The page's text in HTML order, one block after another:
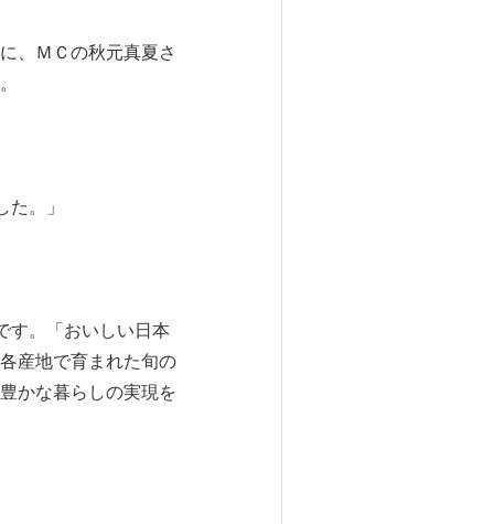
、ＭＣの秋元真夏さ
。」
す。「おいしい日本
産地で育まれた旬の
かな暮らしの実現を